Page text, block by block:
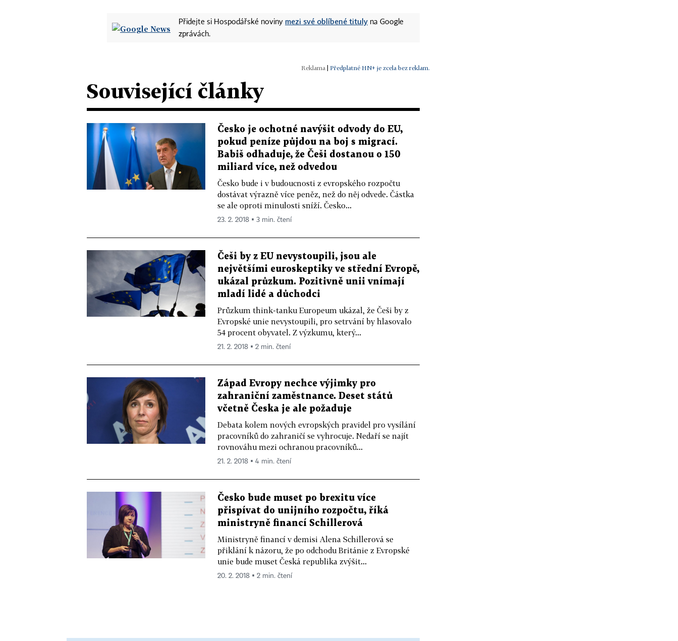
Přidejte si Hospodářské noviny mezi své oblíbené tituly na Google
zprávách.
| Předplatné HN+ je zcela bez reklam.
Související články
Česko je ochotné navýšit odvody do EU,
pokud peníze půjdou na boj s migrací.
Babiš odhaduje, že Češi dostanou o 150
miliard více, než odvedou
Česko bude i v budoucnosti z evropského rozpočtu
dostávat výrazně více peněz, než do něj odvede. Částka
se ale oproti minulosti sníží. Česko...
23. 2. 2018 ▪ 3 min. čtení
Češi by z EU nevystoupili, jsou ale
největšími euroskeptiky ve střední Evropě,
ukázal průzkum. Pozitivně unii vnímají
mladí lidé a důchodci
Průzkum think-tanku Europeum ukázal, že Češi by z
Evropské unie nevystoupili, pro setrvání by hlasovalo
54 procent obyvatel. Z výzkumu, který...
21. 2. 2018 ▪ 2 min. čtení
Západ Evropy nechce výjimky pro
zahraniční zaměstnance. Deset států
včetně Česka je ale požaduje
Debata kolem nových evropských pravidel pro vysílání
pracovníků do zahraničí se vyhrocuje. Nedaří se najít
rovnováhu mezi ochranou pracovníků...
21. 2. 2018 ▪ 4 min. čtení
Česko bude muset po brexitu více
přispívat do unijního rozpočtu, říká
ministryně financí Schillerová
Ministryně financí v demisi Alena Schillerová se
přiklání k názoru, že po odchodu Británie z Evropské
unie bude muset Česká republika zvýšit...
20. 2. 2018 ▪ 2 min. čtení